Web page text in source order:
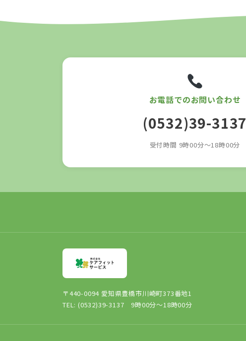
お電話でのお問い合わせ
(0532)39-3137
受付時間 9時00分～18時00分
〒440-0094 愛知県豊橋市川崎町373番地1
TEL: (0532)39-3137 9時00分～18時00分